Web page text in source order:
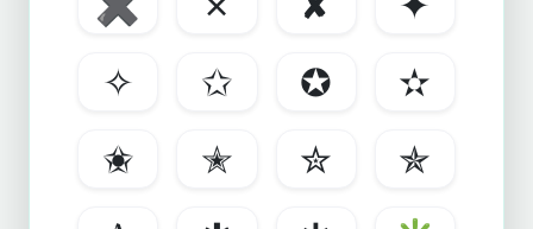
✧
✩ ✪
✫
✬
✭ ✮
✯